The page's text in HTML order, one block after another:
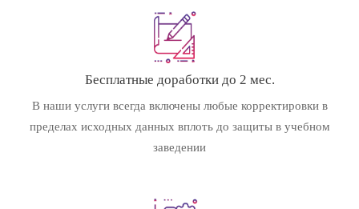
Бесплатные доработки до 2 мес.
В наши услуги всегда включены любые корректировки в
пределах исходных данных вплоть до защиты в учебном
заведении